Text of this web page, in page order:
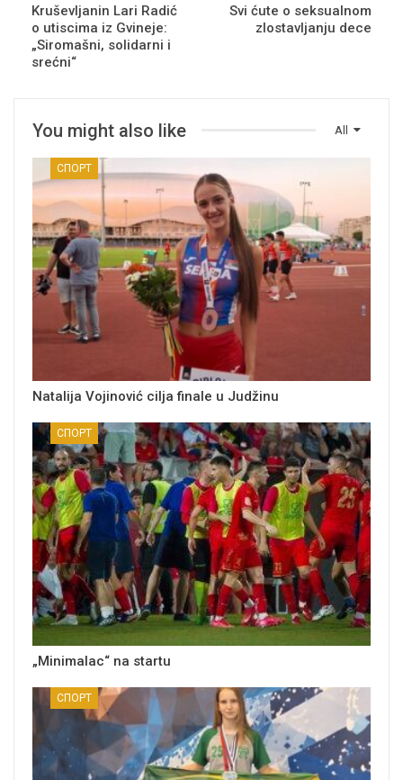
Kruševljanin Lari Radić
o utiscima iz Gvineje:
„Siromašni, solidarni i
srećni“
Svi ćute o seksualnom
zlostavljanju dece
All
You might also like
СПОРТ
Natalija Vojinović cilja finale u Judžinu
СПОРТ
„Minimalac“ na startu
СПОРТ